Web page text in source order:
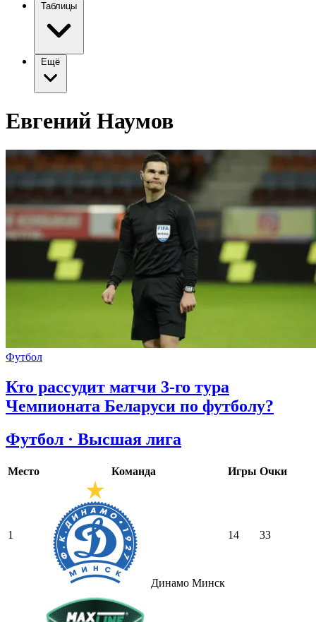
Таблицы
Ещё
Евгений Наумов
Футбол
Кто рассудит матчи 3-го тура
Чемпионата Беларуси по футболу?
Футбол · Высшая лига
Место Команда Игры Очки
1
Динамо Минск
14 33